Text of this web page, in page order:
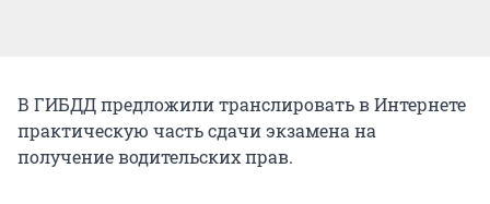
В ГИБДД предложили транслировать в Интернете
практическую часть сдачи экзамена на
получение водительских прав.